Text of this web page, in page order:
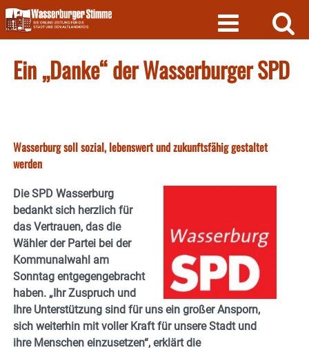
Skip
to
content
Ein „Danke“ der Wasserburger SPD
Wasserburg soll sozial, lebenswert und zukunftsfähig gestaltet
werden
Die SPD Wasserburg
bedankt sich herzlich für
das Vertrauen, das die
Wähler der Partei bei der
Kommunalwahl am
Sonntag entgegengebracht
haben. „Ihr Zuspruch und
Ihre Unterstützung sind für uns ein großer Ansporn,
sich weiterhin mit voller Kraft für unsere Stadt und
ihre Menschen einzusetzen“, erklärt die